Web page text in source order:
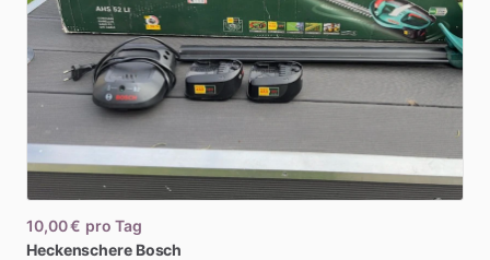
10,00 € pro Tag
Heckenschere Bosch